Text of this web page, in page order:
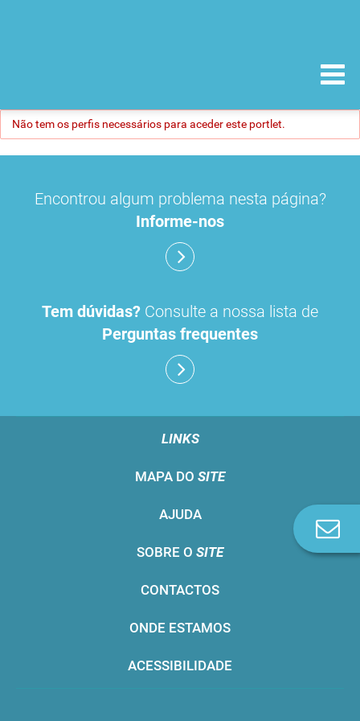
Não tem os perfis necessários para aceder este portlet.
Encontrou algum problema nesta página?
Informe-nos
Tem dúvidas? Consulte a nossa lista de
Perguntas frequentes
LINKS
MAPA DO SITE
AJUDA
SOBRE O SITE
CONTACTOS
ONDE ESTAMOS
ACESSIBILIDADE